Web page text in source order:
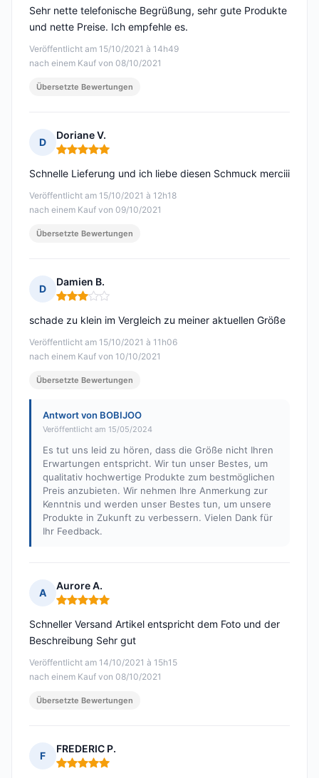
Veröffentlicht am 15/10/2021 à 14h49
nach einem Kauf von 08/10/2021
Sehr nette telefonische Begrüßung, sehr gute Produkte
und nette Preise. Ich empfehle es.
Übersetzte Bewertungen
D
Doriane V.
Hinweis: 5 von 5
Veröffentlicht am 15/10/2021 à 12h18
nach einem Kauf von 09/10/2021
Schnelle Lieferung und ich liebe diesen Schmuck merciii
Übersetzte Bewertungen
D
Damien B.
Hinweis: 3 von 5
Veröffentlicht am 15/10/2021 à 11h06
nach einem Kauf von 10/10/2021
schade zu klein im Vergleich zu meiner aktuellen Größe
Übersetzte Bewertungen
Antwort von BOBIJOO
Veröffentlicht am 15/05/2024
Es tut uns leid zu hören, dass die Größe nicht Ihren
Erwartungen entspricht. Wir tun unser Bestes, um
qualitativ hochwertige Produkte zum bestmöglichen
Preis anzubieten. Wir nehmen Ihre Anmerkung zur
Kenntnis und werden unser Bestes tun, um unsere
Produkte in Zukunft zu verbessern. Vielen Dank für
Ihr Feedback.
A
Aurore A.
Hinweis: 5 von 5
Veröffentlicht am 14/10/2021 à 15h15
nach einem Kauf von 08/10/2021
Schneller Versand Artikel entspricht dem Foto und der
Beschreibung Sehr gut
Übersetzte Bewertungen
F
FREDERIC P.
Hinweis: 5 von 5